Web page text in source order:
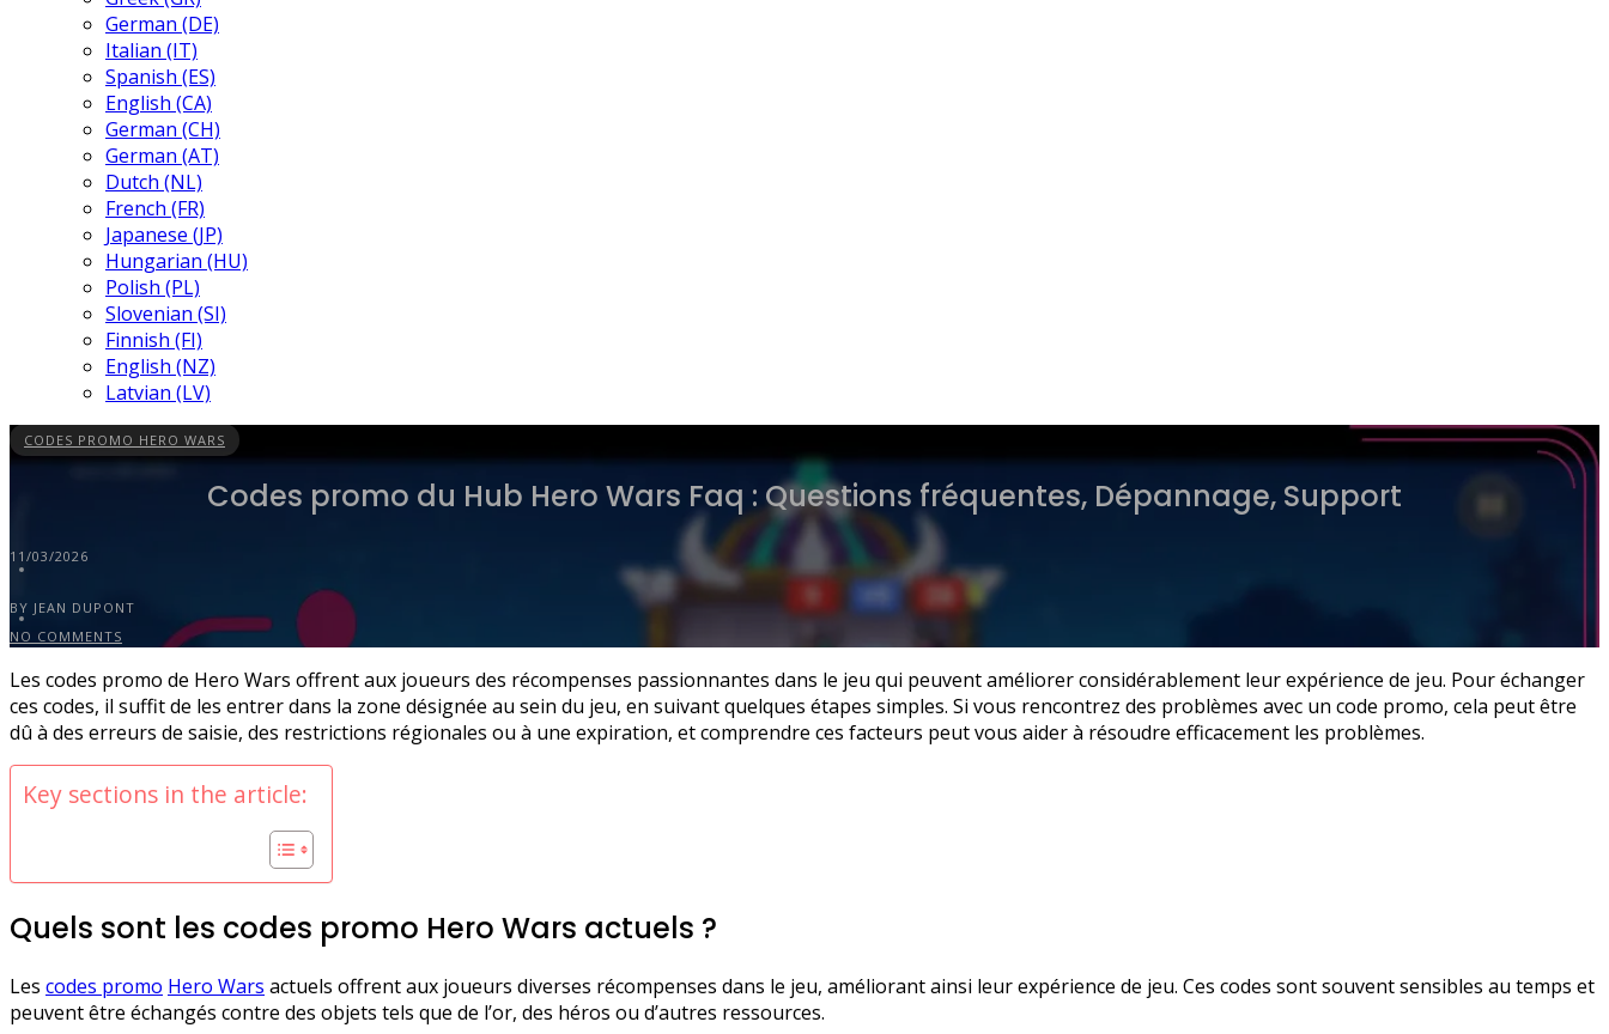
German (DE)
Italian (IT)
Spanish (ES)
English (CA)
German (CH)
German (AT)
Dutch (NL)
French (FR)
Japanese (JP)
Hungarian (HU)
Polish (PL)
Slovenian (SI)
Finnish (FI)
English (NZ)
Latvian (LV)
CODES PROMO HERO WARS
Codes promo du Hub Hero Wars Faq : Questions fréquentes, Dépannage, Support
11/03/2026
BY JEAN DUPONT
NO COMMENTS
Les codes promo de Hero Wars offrent aux joueurs des récompenses passionnantes dans le jeu qui peuvent améliorer considérablement leur expérience de jeu. Pour échanger
ces codes, il suffit de les entrer dans la zone désignée au sein du jeu, en suivant quelques étapes simples. Si vous rencontrez des problèmes avec un code promo, cela peut être
dû à des erreurs de saisie, des restrictions régionales ou à une expiration, et comprendre ces facteurs peut vous aider à résoudre efficacement les problèmes.
Key sections in the article:
Quels sont les codes promo Hero Wars actuels ?
Les codes promo Hero Wars actuels offrent aux joueurs diverses récompenses dans le jeu, améliorant ainsi leur expérience de jeu. Ces codes sont souvent sensibles au temps et
peuvent être échangés contre des objets tels que de l’or, des héros ou d’autres ressources.